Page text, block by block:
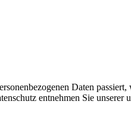
Daten
entnehmen Sie unserer